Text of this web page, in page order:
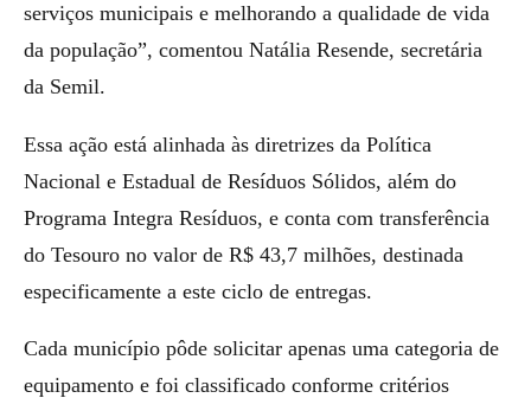
serviços municipais e melhorando a qualidade de vida
da população”, comentou Natália Resende, secretária
da Semil.
Essa ação está alinhada às diretrizes da Política
Nacional e Estadual de Resíduos Sólidos, além do
Programa Integra Resíduos, e conta com transferência
do Tesouro no valor de R$ 43,7 milhões, destinada
especificamente a este ciclo de entregas.
Cada município pôde solicitar apenas uma categoria de
equipamento e foi classificado conforme critérios